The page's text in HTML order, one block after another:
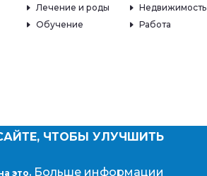
Лечение и роды
Недвижимость
Обучение
Работа
ЧТОБЫ УЛУЧШИТЬ
это. Больше информации